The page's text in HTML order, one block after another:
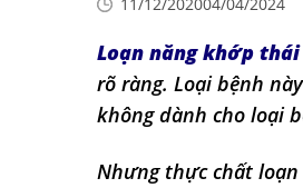
Loạn năng khớp
rõ ràng. Loại bệnh
không dành cho loại
Nhưng thực chất